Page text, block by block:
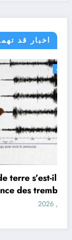
اخبار قد
الجزائر الحدث
il produit
le monde&
أغسطس 9, 2026